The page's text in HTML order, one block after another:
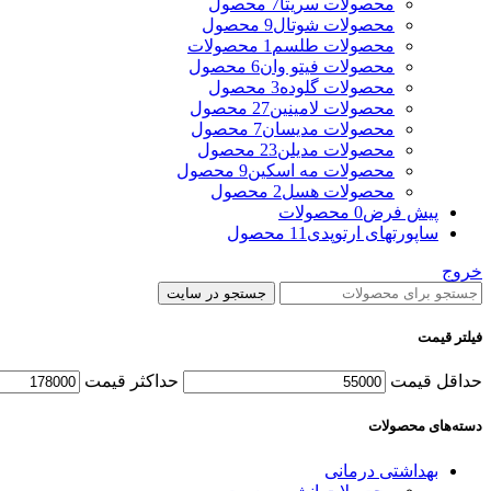
محصولات شوتال9 محصول
محصولات طلسم 1 محصولات
محصولات فیتو وان6 محصول
محصولات گلوده3 محصول
محصولات لامینین27 محصول
محصولات مدیسان7 محصول
محصولات مدیلن23 محصول
محصولات مه اسکین9 محصول
محصولات هسل2 محصول
پیش فرض0 محصولات
ساپورتهای ارتوپدی 11 محصول
خروج
جستجو در سایت
فیلتر قیمت
حداقل قیمت حداکثر قیمت
دسته‌های محصولات
بهداشتی درمانی